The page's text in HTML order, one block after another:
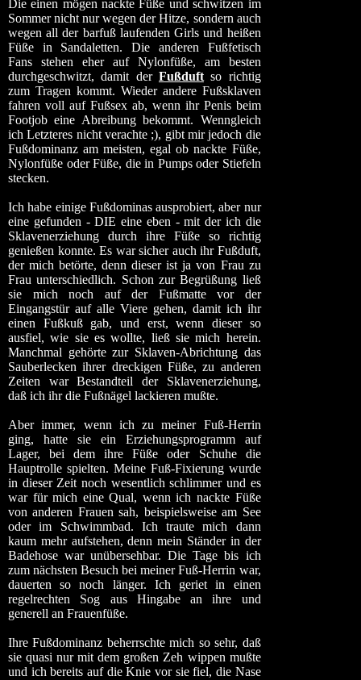
Die einen mögen nackte Füße und schwitzen im
Sommer nicht nur wegen der Hitze, sondern auch
wegen all der barfuß laufenden Girls und heißen
Füße in Sandaletten. Die anderen Fußfetisch
Fans stehen eher auf Nylonfüße, am besten
durchgeschwitzt, damit der Fußduftso richtig
zum Tragen kommt. Wieder andere Fußsklaven
fahren voll auf Fußsex ab, wenn ihr Penis beim
Footjob eine Abreibung bekommt. Wenngleich
ich Letzteres nicht verachte ;), gibt mir jedoch die
Fußdominanz am meisten, egal ob nackte Füße,
Nylonfüße oder Füße, die in Pumps oder Stiefeln
stecken.
Ich habe einige Fußdominas ausprobiert, aber nur
eine gefunden - DIE eine eben - mit der ich die
Sklavenerziehung durch ihre Füße so richtig
genießen konnte. Es war sicher auch ihr Fußduft,
der mich betörte, denn dieser ist ja von Frau zu
Frau unterschiedlich. Schon zur Begrüßung ließ
sie mich noch auf der Fußmatte vor der
Eingangstür auf alle Viere gehen, damit ich ihr
einen Fußkuß gab, und erst, wenn dieser so
ausfiel, wie sie es wollte, ließ sie mich herein.
Manchmal gehörte zur Sklaven-Abrichtung das
Sauberlecken ihrer dreckigen Füße, zu anderen
Zeiten war Bestandteil der Sklavenerziehung,
daß ich ihr die Fußnägel lackieren mußte.
Aber immer, wenn ich zu meiner Fuß-Herrin
ging, hatte sie ein Erziehungsprogramm auf
Lager, bei dem ihre Füße oder Schuhe die
Hauptrolle spielten. Meine Fuß-Fixierung wurde
in dieser Zeit noch wesentlich schlimmer und es
war für mich eine Qual, wenn ich nackte Füße
von anderen Frauen sah, beispielsweise am See
oder im Schwimmbad. Ich traute mich dann
kaum mehr aufstehen, denn mein Ständer in der
Badehose war unübersehbar. Die Tage bis ich
zum nächsten Besuch bei meiner Fuß-Herrin war,
dauerten so noch länger. Ich geriet in einen
regelrechten Sog aus Hingabe an ihre und
generell an Frauenfüße.
Ihre Fußdominanz beherrschte mich so sehr, daß
sie quasi nur mit dem großen Zeh wippen mußte
und ich bereits auf die Knie vor sie fiel, die Nase